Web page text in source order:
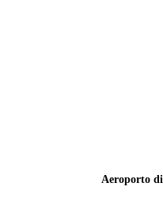
Aeroporto